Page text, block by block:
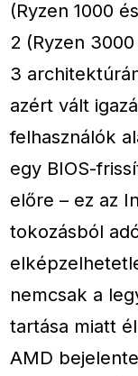
(Ryzen 1000
2 (Ryzen
3
azért vált
felhasználók
egy BIOS-
előre – ez az
tokozásból
nemcsak a
tartása miatt
AMD